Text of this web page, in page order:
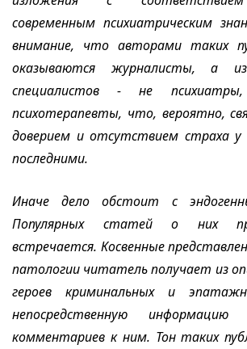
современным психиатрическим
внимание, что авторами таких
оказываются журналисты, а из
специалистов - не
психотерапевты, что, вероятно,
доверием и отсутствием страха у
последними.
Иначе дело обстоит с
Популярных статей о них
встречается. Косвенные
патологии читатель получает из
героев криминальных и
непосредственную
комментариев к ним. Тон таких